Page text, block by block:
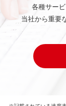
各種サー
当社から重要